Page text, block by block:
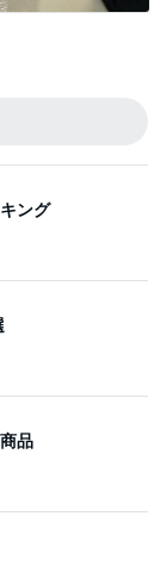
ング
品